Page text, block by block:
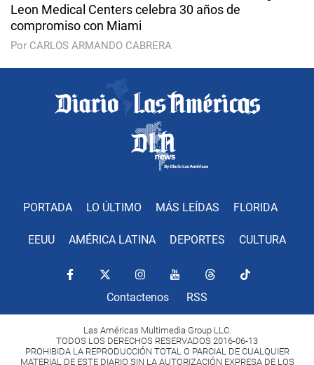
Leon Medical Centers celebra 30 años de
compromiso con Miami
Por CARLOS ARMANDO CABRERA
PORTADA LO ÚLTIMO MÁS LEÍDAS FLORIDA
EEUU AMÉRICA LATINA DEPORTES CULTURA
Contactenos RSS
Las Américas Multimedia Group LLC.
TODOS LOS DERECHOS RESERVADOS 2016-06-13
PROHIBIDA LA REPRODUCCIÓN TOTAL O PARCIAL DE CUALQUIER
MATERIAL DE ESTE DIARIO SIN LA AUTORIZACIÓN EXPRESA DE LOS